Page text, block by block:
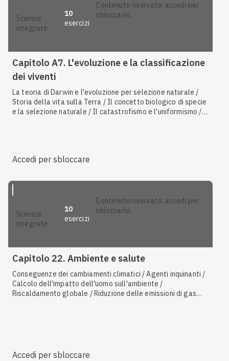
scienze
integrate
10
esercizi
contenuto riservato: accedi per
sbloccarlo.
Capitolo A7. L'evoluzione e la classificazione
dei viventi
La teoria di Darwin e l'evoluzione per selezione naturale /
Storia della vita sulla Terra / Il concetto biologico di specie
e la selezione naturale / Il catastrofismo e l'uniformismo /
Accedi per sbloccare
scienze
integrate
10
esercizi
contenuto riservato: accedi per
sbloccarlo.
Capitolo 22. Ambiente e salute
Conseguenze dei cambiamenti climatici / Agenti inquinanti /
Calcolo dell'impatto dell'uomo sull'ambiente /
Riscaldamento globale / Riduzione delle emissioni di gas
Accedi per sbloccare